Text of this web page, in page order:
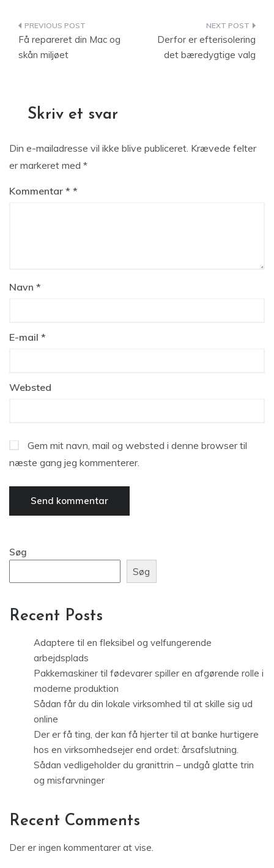
Indlægsnavigation
Få repareret din Mac og
skån miljøet
Derfor er efterisolering
det bæredygtige valg
Skriv et svar
Din e-mailadresse vil ikke blive publiceret. Krævede felter
er markeret med *
Kommentar *
Navn *
E-mail *
Websted
Gem mit navn, mail og websted i denne browser til
næste gang jeg kommenterer.
Søg
Søg
Recent Posts
Adaptere til en fleksibel og velfungerende
arbejdsplads
Pakkemaskiner til fødevarer spiller en afgørende rolle i
moderne produktion
Sådan får du din lokale virksomhed til at skille sig ud
online
Der er få ting, der kan få hjerter til at banke hurtigere
hos en virksomhedsejer end ordet: årsafslutning.
Sådan vedligeholder du granittrin – undgå glatte trin
og misfarvninger
Recent Comments
Der er ingen kommentarer at vise.